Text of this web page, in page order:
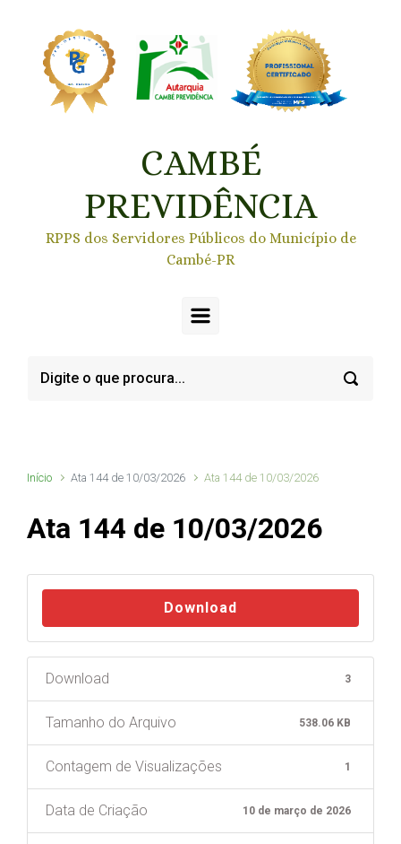
CAMBÉ
PREVIDÊNCIA
RPPS dos Servidores Públicos do Município de
Cambé-PR
Início Ata 144 de 10/03/2026 Ata 144 de 10/03/2026
Ata 144 de 10/03/2026
Download
Download 3
Tamanho do Arquivo 538.06 KB
Contagem de Visualizações 1
Data de Criação 10 de março de 2026